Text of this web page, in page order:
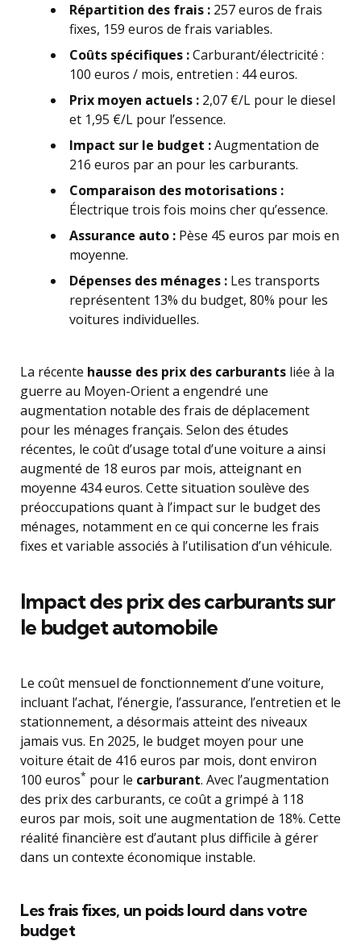
Répartition des frais : 257 euros de frais
fixes, 159 euros de frais variables.
Coûts spécifiques :Carburant/électricité :
100 euros / mois, entretien : 44 euros.
Prix moyen actuels : 2,07 €/L pour le diesel
et 1,95 €/L pour l’essence.
Impact sur le budget :Augmentation de
216 euros par an pour les carburants.
Comparaison des motorisations :
Électrique trois fois moins cher qu’essence.
Assurance auto : Pèse 45 euros par mois en
moyenne.
Dépenses des ménages : Les transports
représentent 13% du budget, 80% pour les
voitures individuelles.
La récente hausse des prix des carburants liée à la
guerre au Moyen-Orient a engendré une
augmentation notable des frais de déplacement
pour les ménages français. Selon des études
récentes, le coût d’usage total d’une voiture a ainsi
augmenté de 18 euros par mois, atteignant en
moyenne 434 euros. Cette situation soulève des
préoccupations quant à l’impact sur le budget des
ménages, notamment en ce qui concerne les frais
fixes et variable associés à l’utilisation d’un véhicule.
Impact des prix des carburants sur
le budget automobile
Le coût mensuel de fonctionnement d’une voiture,
incluant l’achat, l’énergie, l’assurance, l’entretien et le
stationnement, a désormais atteint des niveaux
jamais vus. En 2025, le budget moyen pour une
voiture était de 416 euros par mois, dont environ
100 euros* pour le carburant. Avec l’augmentation
des prix des carburants, ce coût a grimpé à 118
euros par mois, soit une augmentation de 18%. Cette
réalité financière est d’autant plus difficile à gérer
dans un contexte économique instable.
Les frais fixes, un poids lourd dans votre
budget